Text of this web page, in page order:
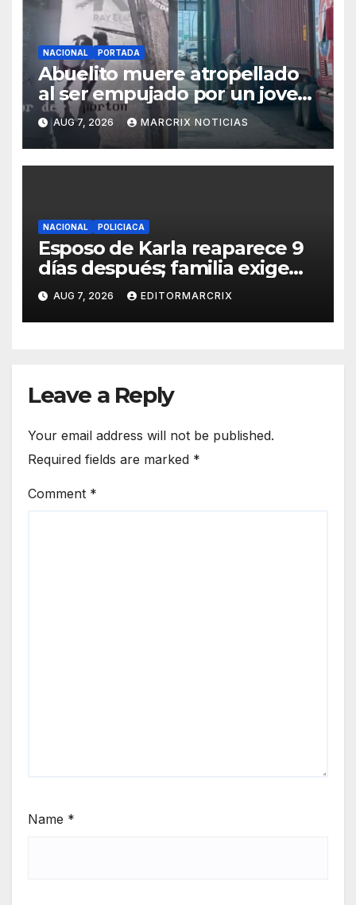
NACIONAL PORTADA
Abuelito muere atropellado
al ser empujado por un joven
en Monterrey
AUG 7, 2026 MARCRIX NOTICIAS
NACIONAL POLICIACA
Esposo de Karla reaparece 9
días después; familia exige
custodia de su hijo
AUG 7, 2026 EDITORMARCRIX
Leave a Reply
Your email address will not be published.
Required fields are marked *
Comment *
Name *